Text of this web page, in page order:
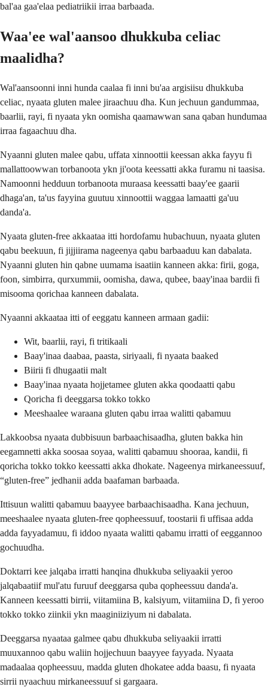
bal'aa gaa'elaa pediatriikii irraa barbaada.
Waa'ee wal'aansoo dhukkuba celiac
maalidha?
Wal'aansoonni inni hunda caalaa fi inni bu'aa argisiisu dhukkuba
celiac, nyaata gluten malee jiraachuu dha. Kun jechuun gandummaa,
baarlii, rayi, fi nyaata ykn oomisha qaamawwan sana qaban hundumaa
irraa fagaachuu dha.
Nyaanni gluten malee qabu, uffata xinnoottii keessan akka fayyu fi
mallattoowwan torbanoota ykn ji'oota keessatti akka furamu ni taasisa.
Namoonni hedduun torbanoota muraasa keessatti baay'ee gaarii
dhaga'an, ta'us fayyina guutuu xinnoottii waggaa lamaatti ga'uu
danda'a.
Nyaata gluten-free akkaataa itti hordofamu hubachuun, nyaata gluten
qabu beekuun, fi jijjiirama nageenya qabu barbaaduu kan dabalata.
Nyaanni gluten hin qabne uumama isaatiin kanneen akka: firii, goga,
foon, simbirra, qurxummii, oomisha, dawa, qubee, baay'inaa bardii fi
misooma qorichaa kanneen dabalata.
Nyaanni akkaataa itti of eeggatu kanneen armaan gadii:
Wit, baarlii, rayi, fi tritikaali
Baay'inaa daabaa, paasta, siriyaali, fi nyaata baaked
Biirii fi dhugaatii malt
Baay'inaa nyaata hojjetamee gluten akka qoodaatti qabu
Qoricha fi deeggarsa tokko tokko
Meeshaalee waraana gluten qabu irraa walitti qabamuu
Lakkoobsa nyaata dubbisuun barbaachisaadha, gluten bakka hin
eegamnetti akka soosaa soyaa, walitti qabamuu shooraa, kandii, fi
qoricha tokko tokko keessatti akka dhokate. Nageenya mirkaneessuuf,
“gluten-free” jedhanii adda baafaman barbaada.
Ittisuun walitti qabamuu baayyee barbaachisaadha. Kana jechuun,
meeshaalee nyaata gluten-free qopheessuuf, toostarii fi uffisaa adda
adda fayyadamuu, fi iddoo nyaata walitti qabamu irratti of eeggannoo
gochuudha.
Doktarri kee jalqaba irratti hanqina dhukkuba seliyaakii yeroo
jalqabaatiif mul'atu furuuf deeggarsa quba qopheessuu danda'a.
Kanneen keessatti birrii, viitamiina B, kalsiyum, viitamiina D, fi yeroo
tokko tokko ziinkii ykn maaginiiziyum ni dabalata.
Deeggarsa nyaataa galmee qabu dhukkuba seliyaakii irratti
muuxannoo qabu waliin hojjechuun baayyee fayyada. Nyaata
madaalaa qopheessuu, madda gluten dhokatee adda baasu, fi nyaata
sirrii nyaachuu mirkaneessuuf si gargaara.